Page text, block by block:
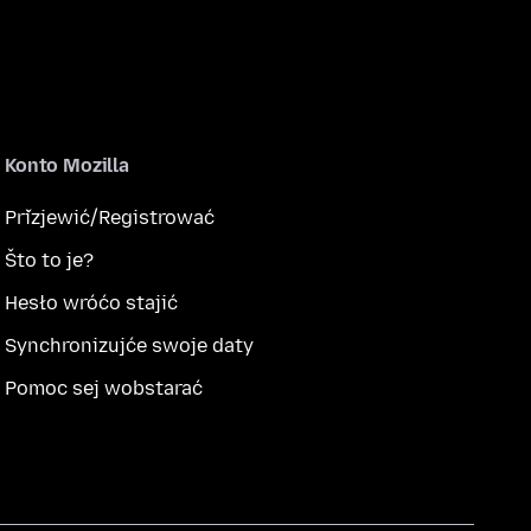
Konto Mozilla
Přizjewić/Registrować
Što to je?
Hesło wróćo stajić
Synchronizujće swoje daty
Pomoc sej wobstarać